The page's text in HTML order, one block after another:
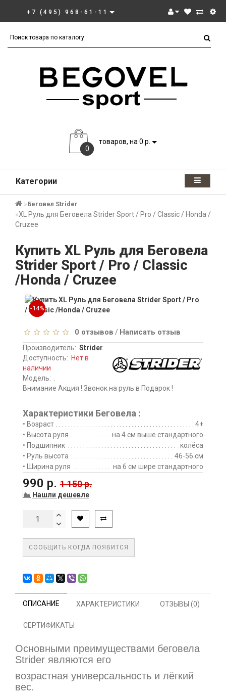
+7 (495) 968-61-11
0
товаров, на 0 р.
Категории
Беговел Strider
XL Руль для Беговела Strider Sport / Pro / Classic / Honda /
Cruzee
Купить XL Руль для Беговела
Strider Sport / Pro / Classic
/Honda / Cruzee
-14%
0 отзывов / Написать отзыв
Производитель: Strider
Доступность: Нет в
наличии
Модель:
Внимание Акция ! Звонок на руль в Подарок !
Характеристики Беговела :
• Возраст
4+
• Высота руля
на 4 см выше стандартного
• Подшипник
колёса
• Руль высота
46-56 см
• Ширина руля
на 6 см шире стандартного
990 р. 1 150 р.
Нашли дешевле
СООБЩИТЬ КОГДА ПОЯВИТСЯ
ОПИСАНИЕ ХАРАКТЕРИСТИКИ : ОТЗЫВЫ (0)
СЕРТИФИКАТЫ
Основными преимуществами беговела
Strider являются его
возрастная универсальность и лёгкий
вес.